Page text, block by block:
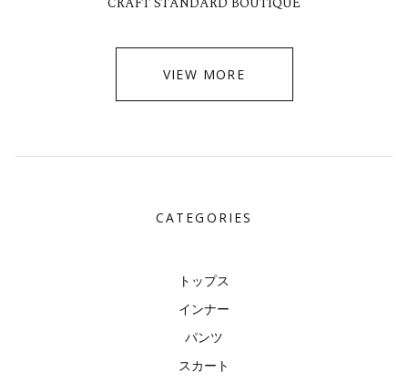
VIEW MORE
CATEGORIES
トップス
インナー
パンツ
スカート